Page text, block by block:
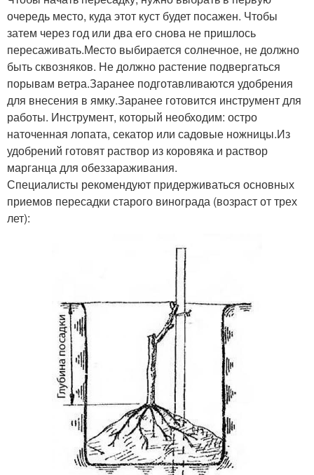
очередь место, куда этот куст будет посажен. Чтобы
затем через год или два его снова не пришлось
пересаживать.Место выбирается солнечное, не должно
быть сквозняков. Не должно растение подвергаться
порывам ветра.Заранее подготавливаются удобрения
для внесения в ямку.Заранее готовится инструмент для
работы. Инструмент, который необходим: остро
наточенная лопата, секатор или садовые ножницы.Из
удобрений готовят раствор из коровяка и раствор
марганца для обеззараживания.
Специалисты рекомендуют придерживаться основных
приемов пересадки старого винограда (возраст от трех
лет):